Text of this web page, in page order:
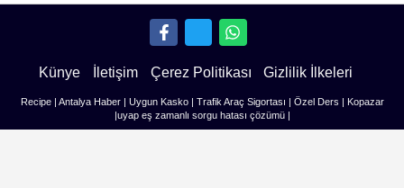
Künye İletişim Çerez Politikası Gizlilik İlkeleri
Recipe| Antalya Haber| Uygun Kasko| Trafik Araç Sigortası | Özel Ders | Kopazar
|uyap eş zamanlı sorgu hatası çözümü|